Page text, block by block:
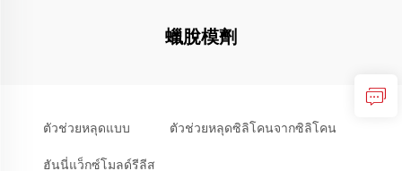
蠟脫模劑
ตัวช่วยหลุดแบบ ตัวช่วยหลุดซิลิโคนจากซิลิโคน
ฮันนี่แว็กซ์โมลด์รีลีส